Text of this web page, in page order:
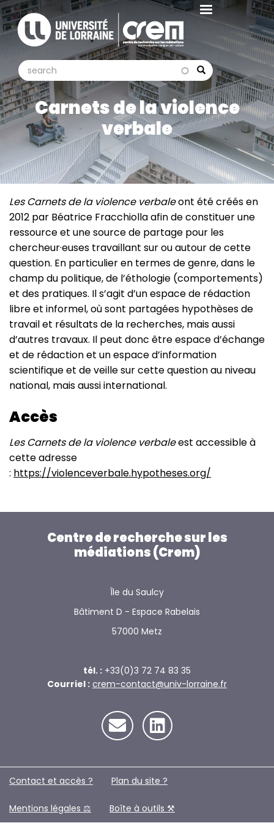
Aller
au
contenu
principal
Search
search search
Carnets de la violence
verbale
Les Carnets de la violence verbaleont été créés en
2012 par Béatrice Fracchiolla afin de constituer une
ressource et une source de partage pour les
chercheur·euses travaillant sur ou autour de cette
question. En particulier en termes de genre, dans le
champ du politique, de l’éthologie (comportements)
et des pratiques. Il s’agit d’un espace de rédaction
libre et informel, où sont partagées hypothèses de
travail et résultats de la recherches, mais aussi
d’autres travaux. Il peut donc être espace d’échange
et de rédaction et un espace d’information
scientifique et de veille sur cette question au niveau
national, mais aussi international.
Accès
Les Carnets de la violence verbaleest accessible à
cette adresse
: https://violenceverbale.hypotheses.org/
Centre de recherche sur les
médiations (Crem)
Île du Saulcy
Bâtiment D - Espace Rabelais
57000 Metz
tél. : +33(0)3 72 74 83 35
Courriel : crem-contact@univ-lorraine.fr
Contact et accès ? Plan du site ?️
Mentions légales ⚖️ Boîte à outils ⚒️